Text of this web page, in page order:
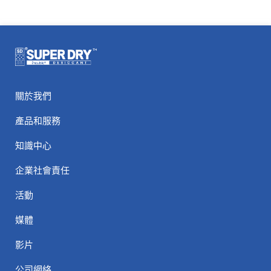
關於我們
產品和服務
知識中心
企業社會責任
活動
媒體
影片